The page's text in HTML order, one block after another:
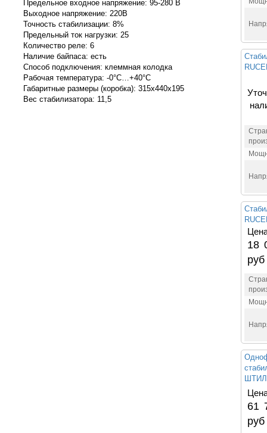
Предельное входное напряжение: 95-280 В
Выходное напряжение: 220В
Точность стабилизации: 8%
Предельный ток нагрузки: 25
Количество реле: 6
Наличие байпаса: есть
Способ подключения: клеммная колодка
Рабочая температура: -0°С…+40°С
Габаритные размеры (коробка): 315х440х195
Вес стабилизатора: 11,5
18
руб
61
руб